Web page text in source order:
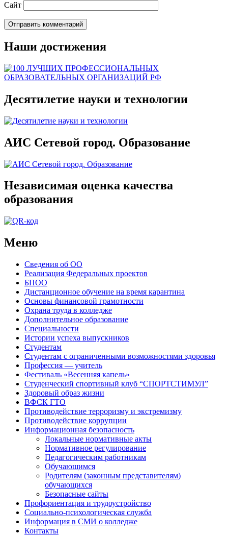
Сайт
Наши достижения
Десятилетие науки и технологии
АИС Сетевой город. Образование
Независимая оценка качества
образования
Меню
Сведения об ОО
Реализация Федеральных проектов
БПОО
Дистанционное обучение на время карантина
Основы финансовой грамотности
Охрана труда в колледже
Дополнительное образование
Специальности
Истории успеха выпускников
Студентам
Студентам с ограниченными возможностями здоровья
Профессия — учитель
Фестиваль «Весенняя капель»
Студенческий спортивный клуб “СПОРТСТИМУЛ”
Здоровый образ жизни
ВФСК ГТО
Противодействие терроризму и экстремизму
Противодействие коррупции
Информационная безопасность
Локальные нормативные акты
Нормативное регулирование
Педагогическим работникам
Обучающимся
Родителям (законным представителям)
обучающихся
Безопасные сайты
Профориентация и трудоустройство
Социально-психологическая служба
Информация в СМИ о колледже
Контакты